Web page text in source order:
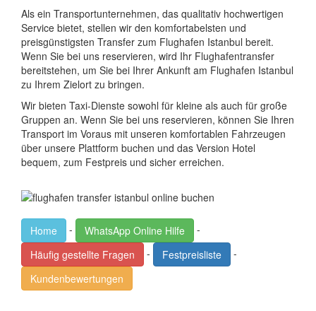
Als ein Transportunternehmen, das qualitativ hochwertigen
Service bietet, stellen wir den komfortabelsten und
preisgünstigsten Transfer zum Flughafen Istanbul bereit.
Wenn Sie bei uns reservieren, wird Ihr Flughafentransfer
bereitstehen, um Sie bei Ihrer Ankunft am Flughafen Istanbul
zu Ihrem Zielort zu bringen.
Wir bieten Taxi-Dienste sowohl für kleine als auch für große
Gruppen an. Wenn Sie bei uns reservieren, können Sie Ihren
Transport im Voraus mit unseren komfortablen Fahrzeugen
über unsere Plattform buchen und das Version Hotel
bequem, zum Festpreis und sicher erreichen.
Home - WhatsApp Online Hilfe
-
Häufig gestellte Fragen
- Festpreisliste
-
Kundenbewertungen